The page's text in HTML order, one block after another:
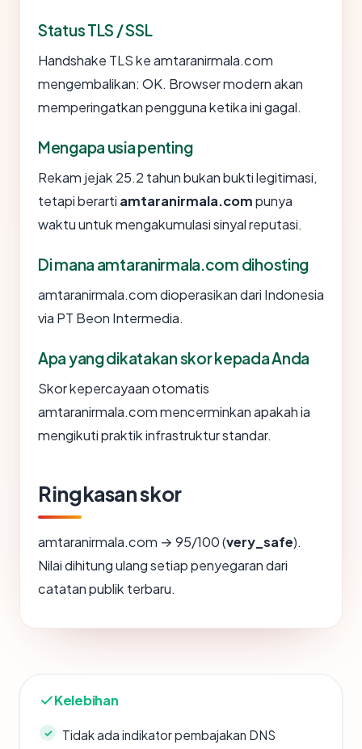
Status TLS / SSL
Handshake TLS ke amtaranirmala.com
mengembalikan: OK. Browser modern akan
memperingatkan pengguna ketika ini gagal.
Mengapa usia penting
Rekam jejak 25.2 tahun bukan bukti legitimasi,
tetapi berarti amtaranirmala.compunya
waktu untuk mengakumulasi sinyal reputasi.
Di mana amtaranirmala.com dihosting
amtaranirmala.com dioperasikan dari Indonesia
via PT Beon Intermedia.
Apa yang dikatakan skor kepada Anda
Skor kepercayaan otomatis
amtaranirmala.com mencerminkan apakah ia
mengikuti praktik infrastruktur standar.
Ringkasan skor
amtaranirmala.com → 95/100 (very_safe).
Nilai dihitung ulang setiap penyegaran dari
catatan publik terbaru.
Kelebihan
Tidak ada indikator pembajakan DNS